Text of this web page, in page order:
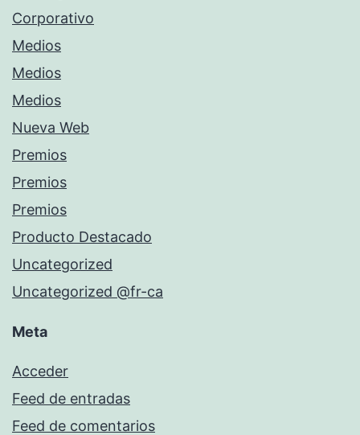
Corporativo
Medios
Medios
Medios
Nueva Web
Premios
Premios
Premios
Producto Destacado
Uncategorized
Uncategorized @fr-ca
Meta
Acceder
Feed de entradas
Feed de comentarios